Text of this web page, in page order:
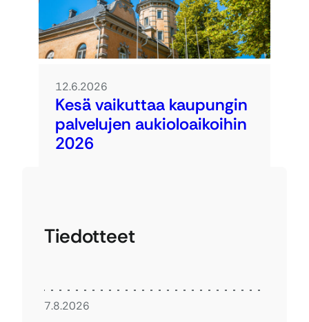
12.6.2026
Kesä vaikuttaa kaupungin
palvelujen aukioloaikoihin
2026
Tiedotteet
7.8.2026